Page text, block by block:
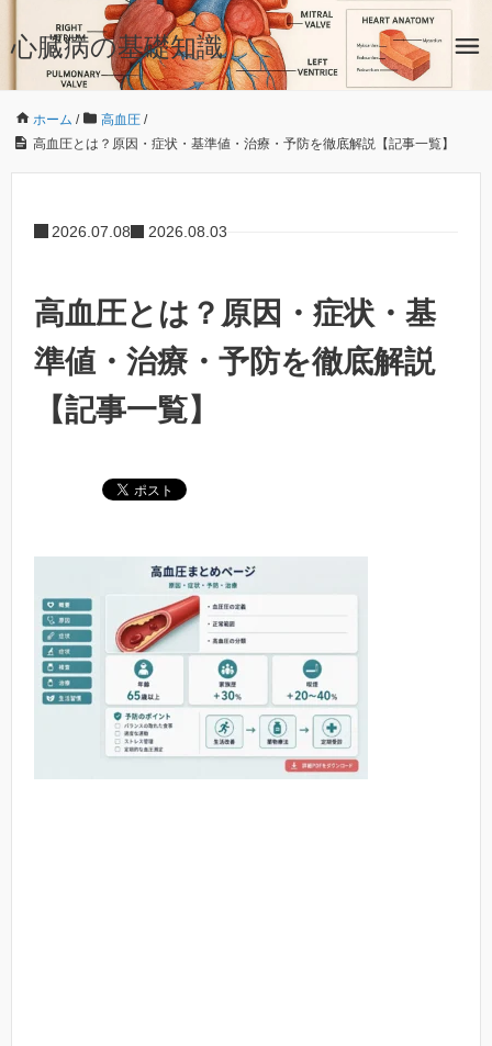
心臓病の基礎知識
ホーム / 高血圧 /
高血圧とは？原因・症状・基準値・治療・予防を徹底解説【記事一覧】
2026.07.08 2026.08.03
高血圧とは？原因・症状・基
準値・治療・予防を徹底解説
【記事一覧】